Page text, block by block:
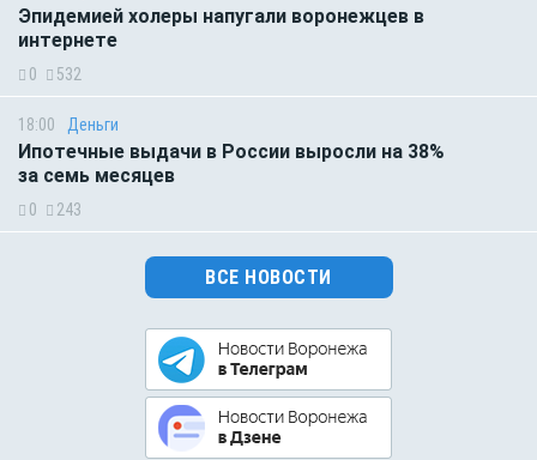
Эпидемией холеры напугали воронежцев в
интернете
0 532
18:00 Деньги
Ипотечные выдачи в России выросли на 38%
за семь месяцев
0 243
ВСЕ НОВОСТИ